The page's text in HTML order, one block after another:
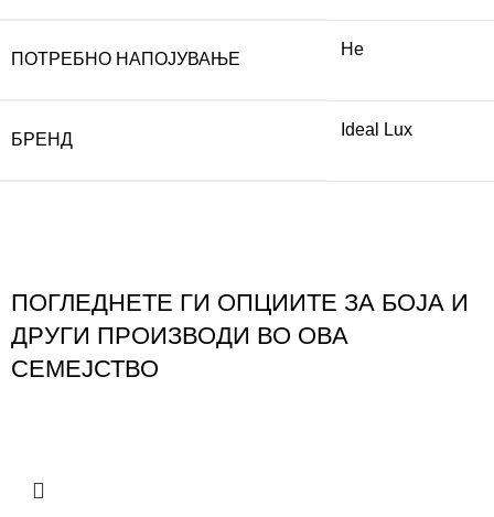
ПОТРЕБНО НАПОЈУВАЊЕ
Не
БРЕНД
Ideal Lux
ПОГЛЕДНЕТЕ ГИ ОПЦИИТЕ ЗА БОЈА И
ДРУГИ ПРОИЗВОДИ ВО ОВА
СЕМЕЈСТВО